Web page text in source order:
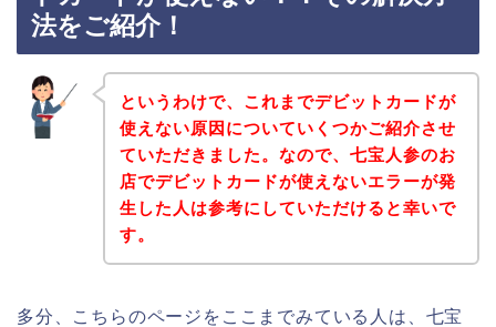
法をご紹介！
というわけで、これまでデビットカードが
使えない原因についていくつかご紹介させ
ていただきました。なので、七宝人参のお
店でデビットカードが使えないエラーが発
生した人は参考にしていただけると幸いで
す。
多分、こちらのページをここまでみている人は、七宝